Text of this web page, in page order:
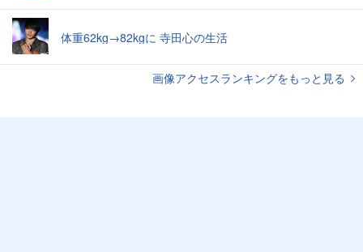
体重62kg→82kgに 寺田心の生活
画像アクセスランキングをもっと見る